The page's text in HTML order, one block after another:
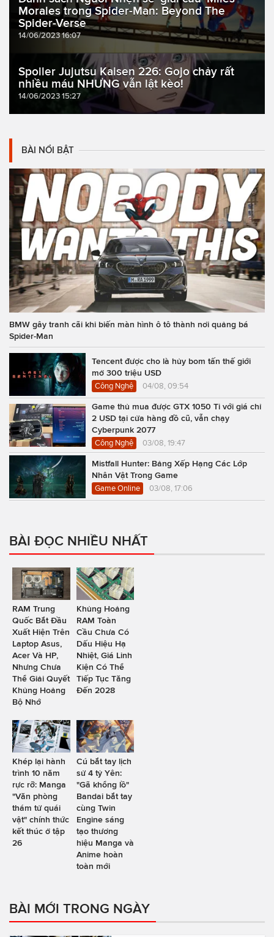
Morales trong Spider-Man: Beyond The
Spider-Verse
14/06/2023 16:07
Spoiler Jujutsu Kaisen 226: Gojo chảy rất
nhiều máu NHƯNG vẫn lật kèo!
14/06/2023 15:27
BÀI NỔI BẬT
BMW gây tranh cãi khi biến màn hình ô tô thành nơi quảng bá
Spider-Man
Tencent được cho là hủy bom tấn thế giới
mở 300 triệu USD
Công Nghệ 04/08, 09:54
Game thủ mua được GTX 1050 Ti với giá chỉ
2 USD tại cửa hàng đồ cũ, vẫn chạy
Cyberpunk 2077
Công Nghệ 03/08, 19:47
Mistfall Hunter: Bảng Xếp Hạng Các Lớp
Nhân Vật Trong Game
Game Online 03/08, 17:06
BÀI ĐỌC NHIỀU NHẤT
RAM Trung
Quốc Bắt Đầu
Xuất Hiện Trên
Laptop Asus,
Acer Và HP,
Nhưng Chưa
Thể Giải Quyết
Khủng Hoảng
Bộ Nhớ
Khủng Hoảng
RAM Toàn
Cầu Chưa Có
Dấu Hiệu Hạ
Nhiệt, Giá Linh
Kiện Có Thể
Tiếp Tục Tăng
Đến 2028
Khép lại hành
trình 10 năm
rực rỡ: Manga
"Văn phòng
thám tử quái
vật" chính thức
kết thúc ở tập
26
Cú bắt tay lịch
sử 4 tỷ Yên:
"Gã khổng lồ"
Bandai bắt tay
cùng Twin
Engine sáng
tạo thương
hiệu Manga và
Anime hoàn
toàn mới
BÀI MỚI TRONG NGÀY